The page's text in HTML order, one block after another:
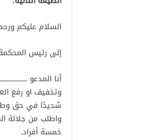
السلام عليكم
إلى رئيس المحكمة
أنا المدعو
وتخفيف او رفع
شديدًا في حق
واطلب من جلالة
خمسة أفراد.